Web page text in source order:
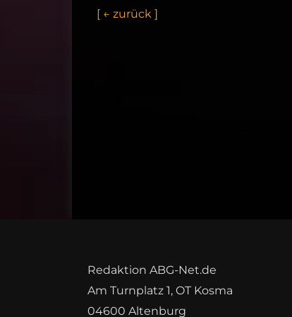
[ ← zurück ]
Redaktion ABG-Net.de
Am Turnplatz 1, OT Kosma
04600 Altenburg